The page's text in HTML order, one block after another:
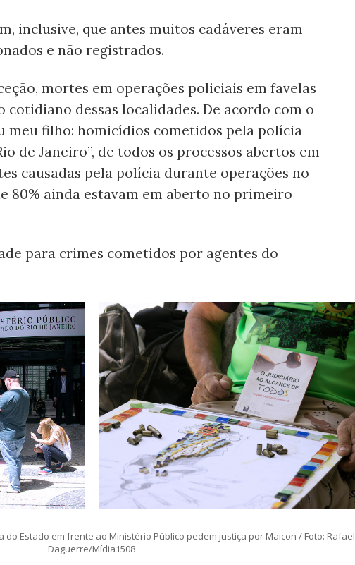
inclusive, que antes muitos cadáveres eram
e não registrados.
mortes em operações policiais em favelas
cotidiano dessas localidades. De acordo com o
meu filho: homicídios cometidos pela polícia
de Janeiro”, de todos os processos abertos em
causadas pela polícia durante operações no
80% ainda estavam em aberto no primeiro
para crimes cometidos por agentes do
do Estado em frente ao Ministério Público pedem justiça por Maicon / Foto: Rafael
Daguerre/Mídia1508